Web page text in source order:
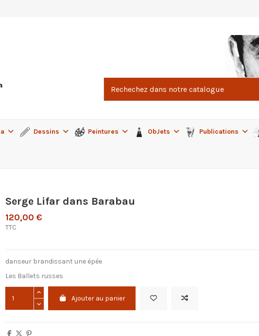
Dessins Peintures ObJets Publications
Serge Lifar dans Barabau
120,00 €
TTC
danseur brandissant une épée
Les Ballets russes
Ajouter au panier